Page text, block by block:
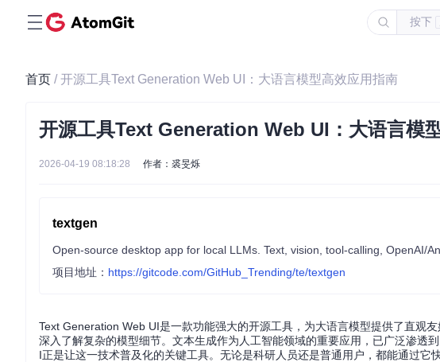
按下
首页 / 开源工具Text Generation Web UI：大语言模型高效应用指南
开源工具Text Generation Web UI：大语言模
2026-04-19 08:18:28 作者：裘旻烁
textgen
Open-source desktop app for local LLMs. Text, vision, tool-calling, OpenAI/
项目地址： https://gitcode.com/GitHub_Trending/te/textgen
Text Generation Web UI是一款功能强大的开源工具，为大语言模型提供了直观
深入了解复杂的模型细节。文本生成作为人工智能领域的重要应用，已广泛渗透
I正是让这一技术普及化的关键工具。无论是科研人员还是普通用户，都能通过它